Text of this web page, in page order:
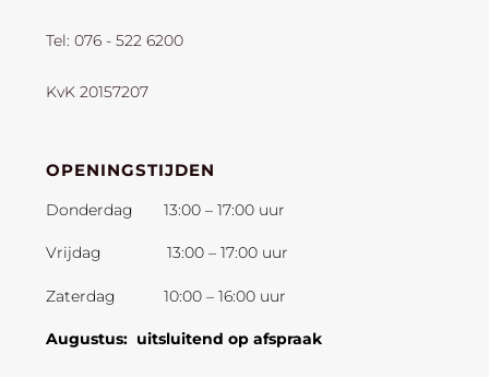
Tel: 076 - 522 6200
KvK 20157207
OPENINGSTIJDEN
Donderdag 13:00 – 17:00 uur
Vrijdag 13:00 – 17:00 uur
Zaterdag 10:00 – 16:00 uur
Augustus: uitsluitend op afspraak